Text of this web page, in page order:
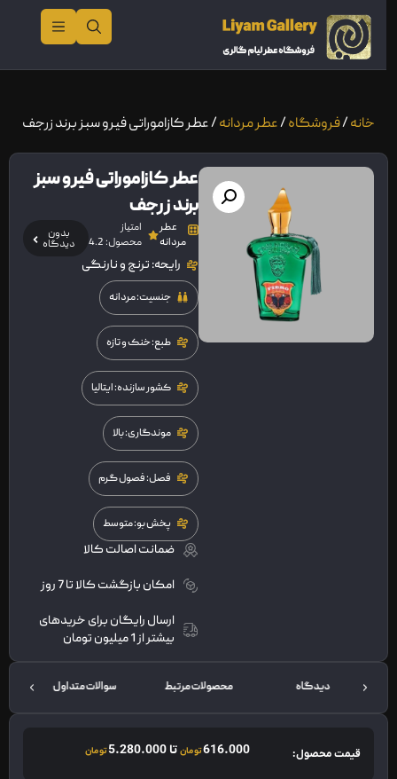
خانه/فروشگاه/عطر مردانه/ عطر کازاموراتی فیرو سبز برند زرجف
عطر کازاموراتی فیرو سبز
برند زرجف
عطر
مردانه
امتیاز
محصول: 4.2
بدون
دیدگاه
رایحه: ترنج و نارنگی
جنسیت: مردانه
طبع: خنک و تازه
کشور سازنده: ایتالیا
موندگاری: بالا
فصل: فصول گرم
پخش بو: متوسط
ضمانت اصالت کالا
امکان بازگشت کالا تا 7 روز
ارسال رایگان برای خریدهای
بیشتر از 1 میلیون تومان
دیدگاه محصولات مرتبط سوالات متداول
قیمت محصول: 616.000تومانتا5.280.000تومان